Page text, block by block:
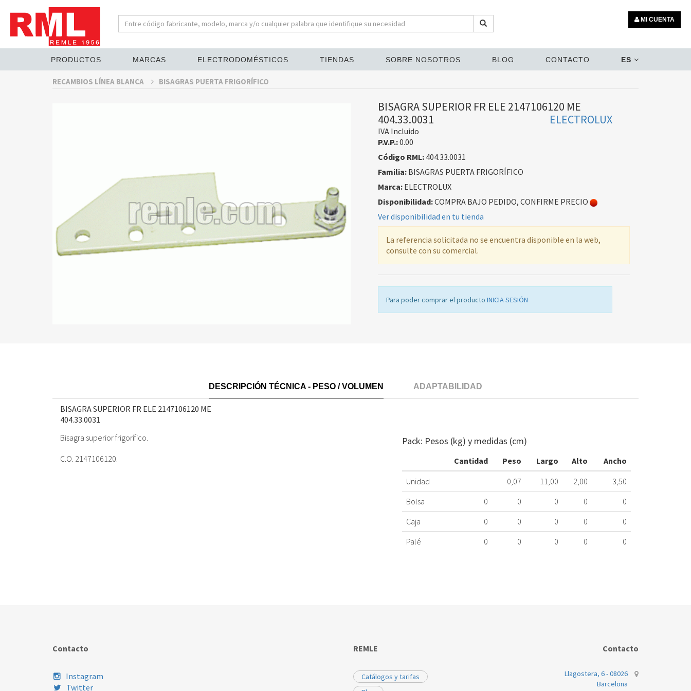
MI CUENTA
PRODUCTOS MARCAS ELECTRODOMÉSTICOS TIENDAS SOBRE NOSOTROS BLOG CONTACTO ES
RECAMBIOS LÍNEA BLANCA BISAGRAS PUERTA FRIGORÍFICO
BISAGRA SUPERIOR FR ELE 2147106120 ME
404.33.0031
ELECTROLUX
IVA Incluido
P.V.P.:0.00
Código RML:404.33.0031
Familia:BISAGRAS PUERTA FRIGORÍFICO
Marca:ELECTROLUX
Disponibilidad:COMPRA BAJO PEDIDO, CONFIRME PRECIO
Ver disponibilidad en tu tienda
La referencia solicitada no se encuentra disponible en la web,
consulte con su comercial.
Para poder comprar el producto INICIA SESIÓN
DESCRIPCIÓN TÉCNICA - PESO / VOLUMEN ADAPTABILIDAD
BISAGRA SUPERIOR FR ELE 2147106120 ME
404.33.0031
Bisagra superior frigorífico.
C.O. 2147106120.
Pack: Pesos (kg) y medidas (cm)
Cantidad Peso Largo Alto
Ancho
Unidad
0,07 11,00 2,00
3,50
Bolsa
0 0 0 0
0
Caja
0 0 0 0
0
Palé
0 0 0 0 0
Contacto
Instagram
Twitter
REMLE
Catálogos y tarifas
Contacto
Llagostera, 6 - 08026
Barcelona